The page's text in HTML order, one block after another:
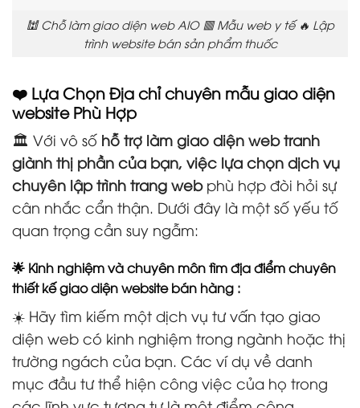
🕍 Chỗ làm giao diện web AIO 🟥 Mẫu web y tế 🔥 Lập
trình website bán sản phẩm thuốc
❤️ Lựa Chọn Địa chỉ chuyên mẫu giao diện
website Phù Hợp
🏛️ Với vô số hỗ trợ làm giao diện web tranh
giành thị phần của bạn, việc lựa chọn dịch vụ
chuyên lập trình trang webphù hợp đòi hỏi sự
cân nhắc cẩn thận. Dưới đây là một số yếu tố
quan trọng cần suy ngẫm:
🌟 Kinh nghiệm và chuyên môn tìm địa điểm chuyên
thiết kế giao diện website bán hàng :
☀️ Hãy tìm kiếm một dịch vụ tư vấn tạo giao
diện web có kinh nghiệm trong ngành hoặc thị
trường ngách của bạn. Các ví dụ về danh
mục đầu tư thể hiện công việc của họ trong